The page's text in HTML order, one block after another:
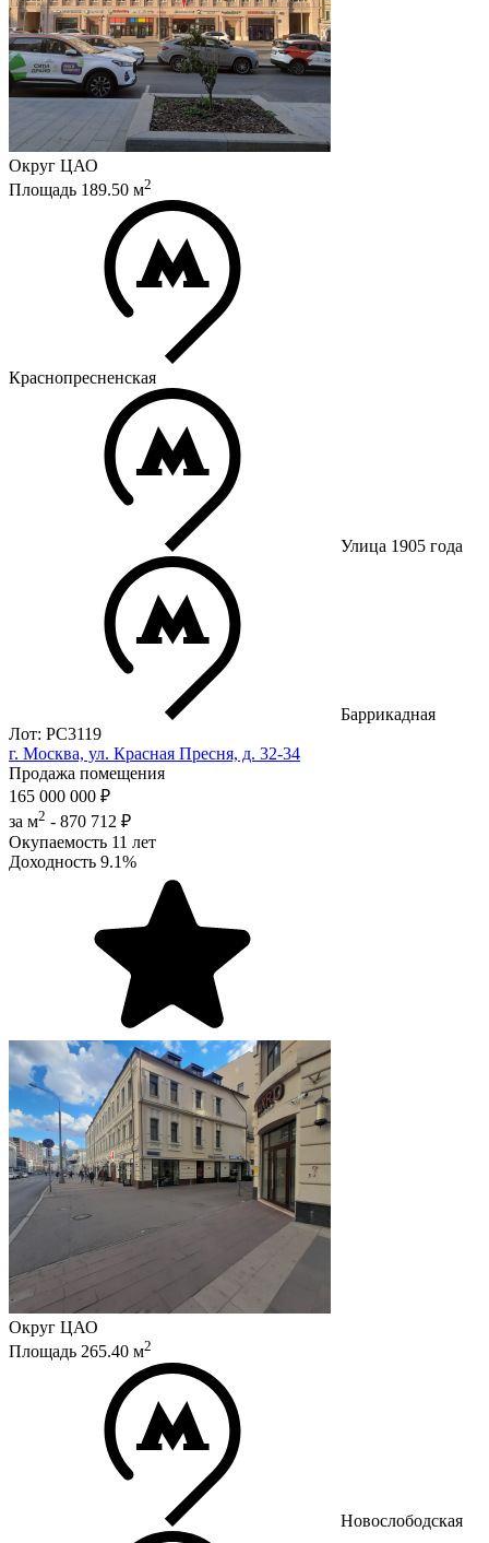
Округ ЦАО
Площадь 189.50 м2
Краснопресненская
Улица 1905 года
Баррикадная
Лот: РС3119
г. Москва, ул. Красная Пресня, д. 32-34
Продажа помещения
165 000 000 ₽
за м2 - 870 712 ₽
Окупаемость 11 лет
Доходность 9.1%
Округ ЦАО
Площадь 265.40 м2
Новослободская